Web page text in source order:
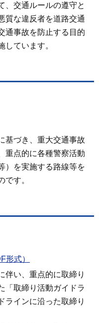
、交通ルールの遵守と
質な違反者を道路交通
通事故を防止する目的
しています。
基づき、重大交通事故
重点的に各種警察活動
）を実施する路線等を
です。
形式）
伴い、重点的に取締り
「取締り活動ガイドラ
ラインに沿った取締り